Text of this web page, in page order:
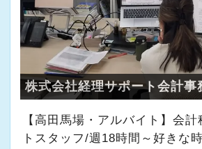
株式会社経理サポート会計事
【高田馬場・アルバイト】会
トスタッフ/週18時間～好きな